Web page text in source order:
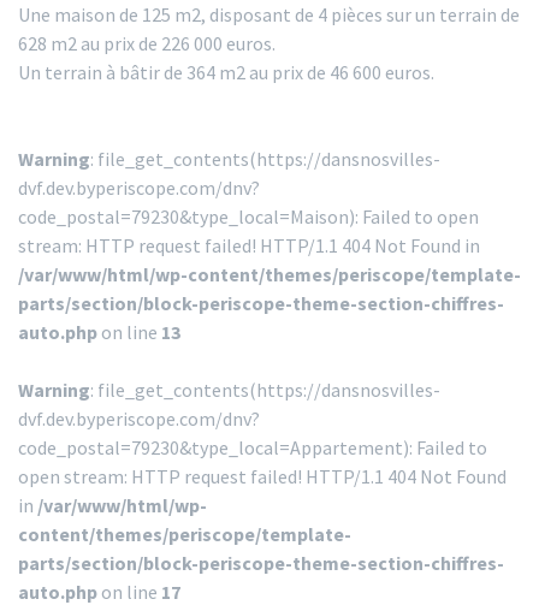
Une maison de 125 m2, disposant de 4 pièces sur un terrain de
628 m2 au prix de 226 000 euros.
Un terrain à bâtir de 364 m2 au prix de 46 600 euros.
Warning: file_get_contents(https://dansnosvilles-
dvf.dev.byperiscope.com/dnv?
code_postal=79230&type_local=Maison): Failed to open
stream: HTTP request failed! HTTP/1.1 404 Not Found in
/var/www/html/wp-content/themes/periscope/template-
parts/section/block-periscope-theme-section-chiffres-
auto.php on line 13
Warning: file_get_contents(https://dansnosvilles-
dvf.dev.byperiscope.com/dnv?
code_postal=79230&type_local=Appartement): Failed to
open stream: HTTP request failed! HTTP/1.1 404 Not Found
in /var/www/html/wp-
content/themes/periscope/template-
parts/section/block-periscope-theme-section-chiffres-
auto.php on line 17